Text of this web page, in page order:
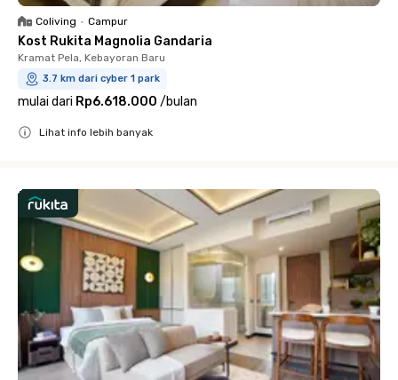
Coliving • Campur
Kost Rukita Magnolia Gandaria
Kramat Pela, Kebayoran Baru
3.7 km dari cyber 1 park
mulai dari Rp6.618.000 /bulan
Lihat info lebih banyak